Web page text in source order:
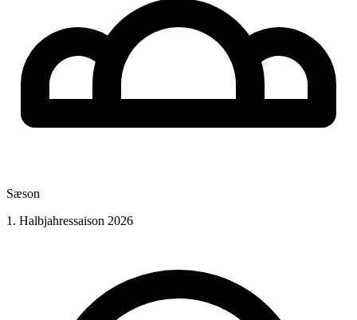
Sæson
1. Halbjahressaison 2026